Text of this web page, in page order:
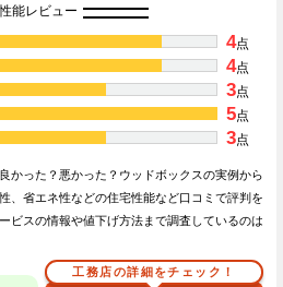
性能レビュー
4点
4点
3点
5点
3点
かった？悪かった？ウッドボックスの実例から
、省エネ性などの住宅性能など口コミで評判を
ビスの情報や値下げ方法まで調査しているのは
工務店の詳細をチェック！